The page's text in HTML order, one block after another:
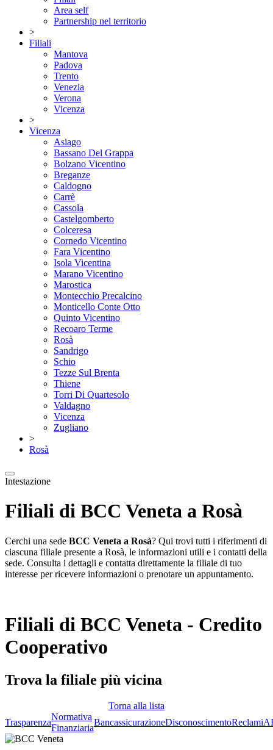
Area self
Partnership nel territorio
>
Filiali
Mantova
Padova
Trento
Venezia
Verona
Vicenza
>
Vicenza
Asiago
Bassano Del Grappa
Bolzano Vicentino
Breganze
Caldogno
Carrè
Cassola
Castelgomberto
Colceresa
Cornedo Vicentino
Fara Vicentino
Isola Vicentina
Marano Vicentino
Marostica
Montecchio Precalcino
Monticello Conte Otto
Quinto Vicentino
Recoaro Terme
Rosà
Sandrigo
Schio
Tezze Sul Brenta
Thiene
Torri Di Quartesolo
Valdagno
Vicenza
Zugliano
>
Rosà
Intestazione
Filiali di BCC Veneta a Rosà
Cerchi una sede BCC Veneta a Rosà? Qui trovi tutti i riferimenti di
ciascuna filiale presente a Rosà, le informazioni utili e i contatti della
sede. Consulta i dettagli e contatta direttamente la filiale di tuo
interesse per ricevere informazioni o prenotare un appuntamento.
Filiali di BCC Veneta - Credito
Cooperativo
Trova la filiale più vicina
Torna alla lista
Trasparenza
Normativa
Finanziaria
BancassicurazioneDisconoscimentoReclami